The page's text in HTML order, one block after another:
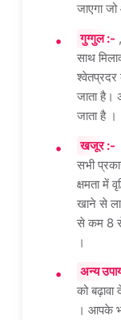
जाएगा
गुग्गुल :-
साथ
श्वेतप्रदर
जाता है।
जाता है ।
खजूर :-
सभी
क्षमता में
खाने से
से कम 8
।
अन्य
को
। आपके